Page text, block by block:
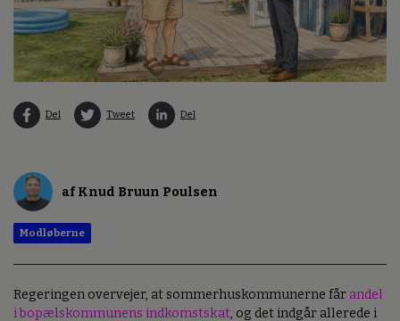
Del Tweet Del
af Knud Bruun Poulsen
Modløberne
Regeringen overvejer, at sommerhuskommunerne får andel
i bopælskommunens indkomstskat, og det indgår allerede i